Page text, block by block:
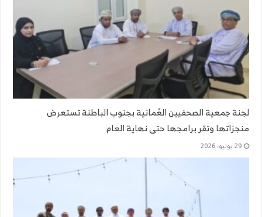
لجنة جمعية الصحفيين العُمانية بجنوب الباطنة تستعرض
منجزاتها وتقر برامجها حتى نهاية العام
29 يوليو، 2026